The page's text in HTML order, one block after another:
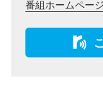
番組ホームページ